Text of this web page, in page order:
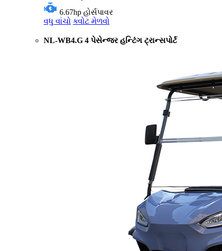
6.67hp હોર્સપાવર
વધુ વાંચો ક્વોટ મેળવો
NL-WB4.G 4 પેસેન્જર હન્ટિંગ ટ્રાન્સપોર્ટ